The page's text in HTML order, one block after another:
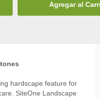
Agregar al
hardscape feature for
SiteOne Landscape